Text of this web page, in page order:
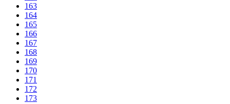
163
164
165
166
167
168
169
170
171
172
173